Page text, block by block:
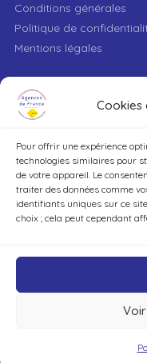
Cookies
Pour offrir une expérience
technologies similaires pour
de votre appareil. Le
traiter des données comme
identifiants uniques sur ce
choix ; cela peut cependant
Conditions générales
Politique de
Mentions légales
VILLE
TYPE DE BIEN
DÉCOUVRIR